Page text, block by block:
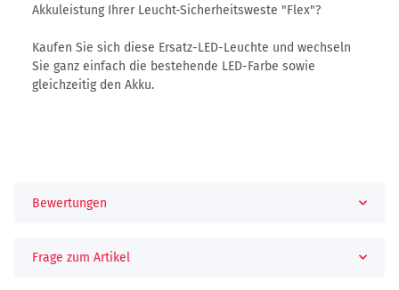
Akkuleistung Ihrer Leucht-Sicherheitsweste "Flex"?
Kaufen Sie sich diese Ersatz-LED-Leuchte und wechseln
Sie ganz einfach die bestehende LED-Farbe sowie
gleichzeitig den Akku.
Bewertungen
Frage zum Artikel